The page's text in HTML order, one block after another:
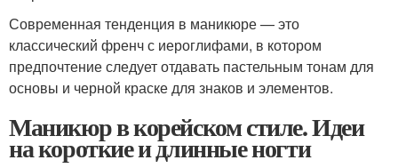
Современная тенденция в маникюре — это
классический френч с иероглифами, в котором
предпочтение следует отдавать пастельным тонам для
основы и черной краске для знаков и элементов.
Маникюр в корейском стиле. Идеи
на короткие и длинные ногти